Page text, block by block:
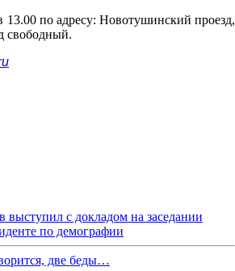
по адресу: Новотушинский проезд,
свободный.
с докладом на заседании
по демографии
две беды…